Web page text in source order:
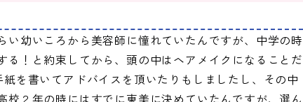
幼いころから美容師に憧れていたんですが、中学の時
！と約束してから、頭の中はヘアメイクになることだ
を書いてアドバイスを頂いたりもしましたし、その中
２年の時にはすでに東美に決めていたんですが、選ん